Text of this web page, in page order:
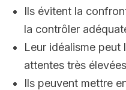
Ils évitent la
la contrôler
Leur idéalisme peut
attentes très
Ils peuvent mettre